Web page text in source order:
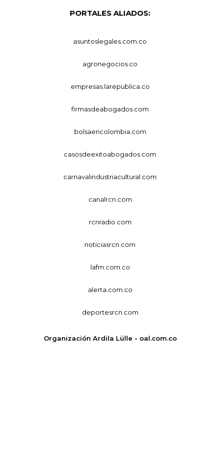
PORTALES ALIADOS:
asuntoslegales.com.co
agronegocios.co
empresas.larepublica.co
firmasdeabogados.com
bolsaencolombia.com
casosdeexitoabogados.com
carnavalindustriacultural.com
canalrcn.com
rcnradio.com
noticiasrcn.com
lafm.com.co
alerta.com.co
deportesrcn.com
Organización Ardila Lülle - oal.com.co